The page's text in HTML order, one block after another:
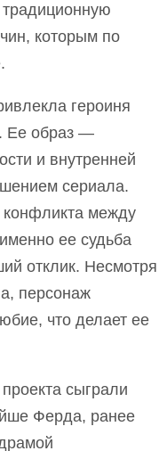
которым по
героиня
Ее образ —
и внутренней
сериала.
конфликта между
ее судьба
отклик. Несмотря
персонаж
что делает ее
сыграли
Ферда, ранее